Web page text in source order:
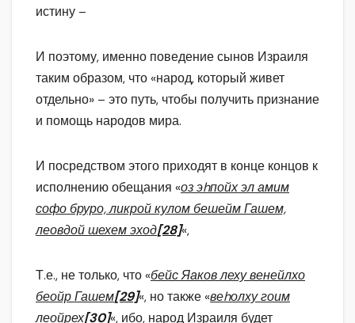
истину –
И поэтому, именно поведение сынов Израиля
таким образом, что «народ, который живет
отдельно» – это путь, чтобы получить признание
и помощь народов мира.
И посредством этого приходят в конце концов к
исполнению обещания «оз эhпойх эл амим
софо бруро, ликрой кулом бешейм Гашем,
леовдой шехем эход[28]«,
Т.е., не только, что «бейс Яаков леху венейлхо
беойр Гашем[29]«, но также «веhолху гоим
леойрех[30]«, ибо, народ Израиля будет